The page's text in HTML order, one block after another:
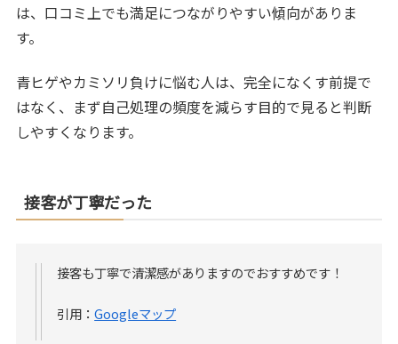
は、口コミ上でも満足につながりやすい傾向がありま
す。
青ヒゲやカミソリ負けに悩む人は、完全になくす前提で
はなく、まず自己処理の頻度を減らす目的で見ると判断
しやすくなります。
接客が丁寧だった
接客も丁寧で清潔感がありますのでおすすめです！
引用：Googleマップ